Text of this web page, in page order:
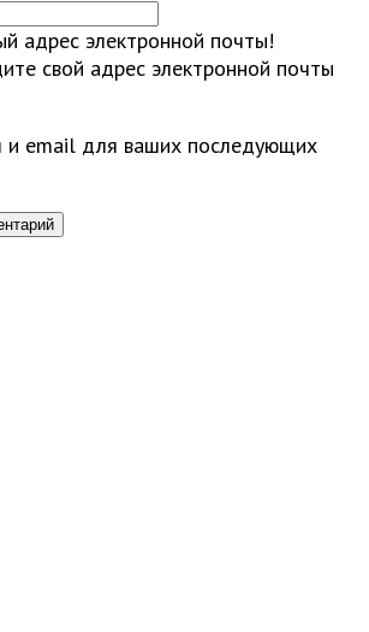
адрес электронной почты!
свой адрес электронной почты
и email для ваших последующих